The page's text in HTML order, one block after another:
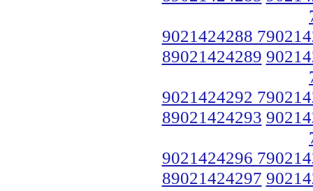
9021424288
89021424289
9021424292
89021424293
9021424296
89021424297